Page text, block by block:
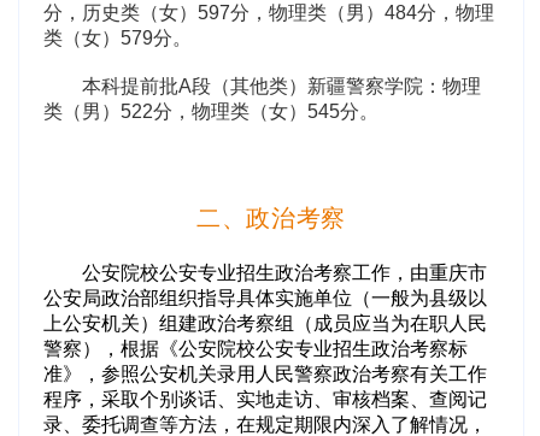
分，历史类（女）597分，物理类（男）484分，物理
类（女）579分。
本科提前批A段（其他类）新疆警察学院：物理
类（男）522分，物理类（女）545分。
二、政治考察
公安院校公安专业招生政治考察工作，由重庆市
公安局政治部组织指导具体实施单位（一般为县级以
上公安机关）组建政治考察组（成员应当为在职人民
警察），根据《公安院校公安专业招生政治考察标
准》，参照公安机关录用人民警察政治考察有关工作
程序，采取个别谈话、实地走访、审核档案、查阅记
录、委托调查等方法，在规定期限内深入了解情况，